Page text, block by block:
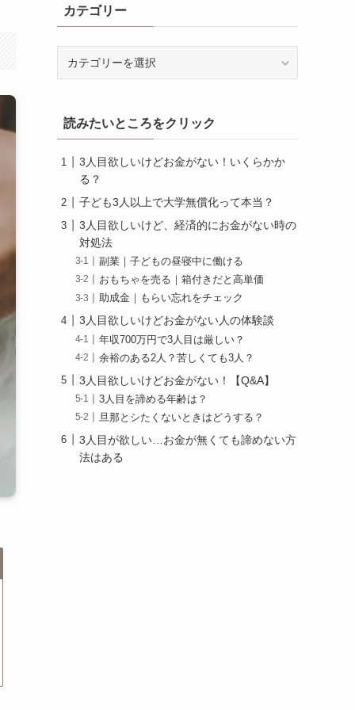
カテゴリー
ー読みたいところをクリック
3人目欲しいけどお金がない！いくらかか
る？
子ども3人以上で大学無償化って本当？
3人目欲しいけど、経済的にお金がない時の
対処法
副業｜子どもの昼寝中に働ける
おもちゃを売る｜箱付きだと高単価
助成金｜もらい忘れをチェック
3人目欲しいけどお金がない人の体験談
年収700万円で3人目は厳しい？
余裕のある2人？苦しくても3人？
3人目欲しいけどお金がない！【Q&A】
3人目を諦める年齢は？
旦那とシたくないときはどうする？
3人目が欲しい…お金が無くても諦めない方
法はある